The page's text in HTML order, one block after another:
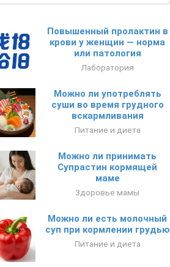
Повышенный пролактин в
крови у женщин — норма
или патология
Лаборатория
Можно ли употреблять
суши во время грудного
вскармливания
Питание и диета
Можно ли принимать
Супрастин кормящей
маме
Здоровье мамы
Можно ли есть молочный
суп при кормлении грудью
Питание и диета